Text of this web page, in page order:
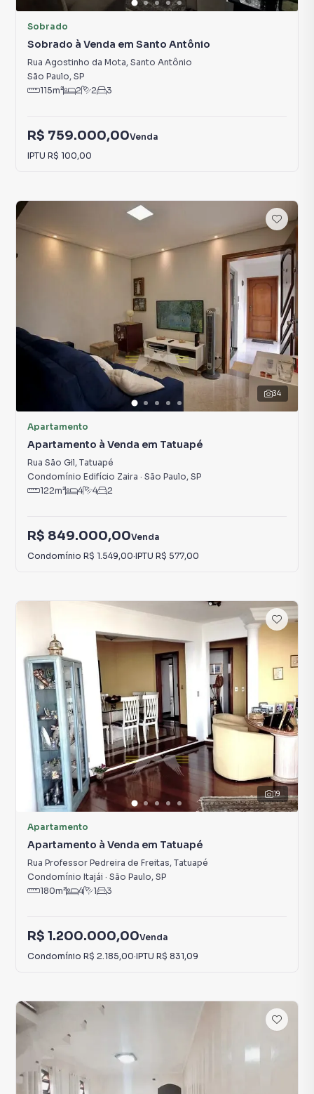
Sobrado
Sobrado à Venda em Santo Antônio
Rua Agostinho da Mota, Santo Antônio
São Paulo, SP
115m² 2 2 3
R$ 759.000,00Venda
IPTU R$ 100,00
34
Apartamento
Apartamento à Venda em Tatuapé
Rua São Gil, Tatuapé
Condomínio Edifício Zaira · São Paulo, SP
122m² 4 4 2
R$ 849.000,00Venda
Condomínio R$ 1.549,00·IPTU R$ 577,00
19
Apartamento
Apartamento à Venda em Tatuapé
Rua Professor Pedreira de Freitas, Tatuapé
Condomínio Itajái · São Paulo, SP
180m² 4 1 3
R$ 1.200.000,00Venda
Condomínio R$ 2.185,00·IPTU R$ 831,09